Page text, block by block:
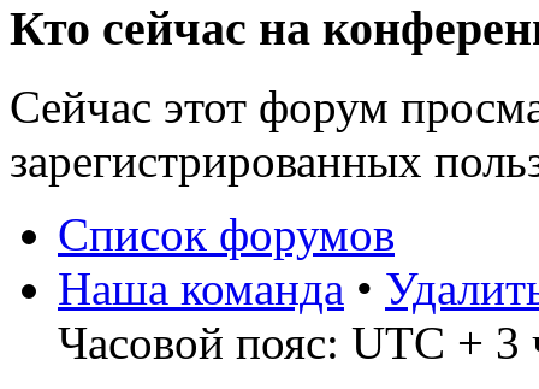
Кто сейчас на
Сейчас этот форум
зарегистрированных
Список форумов
Наша команда •
Часовой пояс: UTC + 3